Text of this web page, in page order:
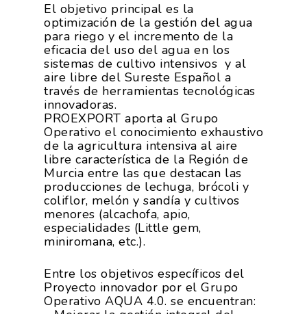
El objetivo principal es la
optimización de la gestión del agua
para riego y el incremento de la
eficacia del uso del agua en los
sistemas de cultivo intensivos y al
aire libre del Sureste Español a
través de herramientas tecnológicas
innovadoras.
PROEXPORT aporta al Grupo
Operativo el conocimiento exhaustivo
de la agricultura intensiva al aire
libre característica de la Región de
Murcia entre las que destacan las
producciones de lechuga, brócoli y
coliflor, melón y sandía y cultivos
menores (alcachofa, apio,
especialidades (Little gem,
miniromana, etc.).
Entre los objetivos específicos del
Proyecto innovador por el Grupo
Operativo AQUA 4.0. se encuentran: